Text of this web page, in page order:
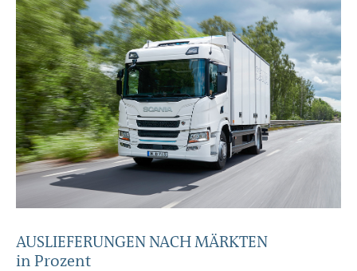
AUSLIEFERUNGEN NACH MÄRKTEN
in Prozent